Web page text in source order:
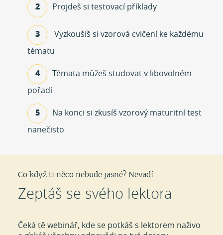
2 Projdeš si testovací příklady
3 Vyzkoušíš si vzorová cvičení ke každému
tématu
4 Témata můžeš studovatv libovolném
pořadí
5 Na konci si zkusíš vzorový maturitní test
nanečisto
Co když ti něco nebude jasné? Nevadí.
Zeptáš se svého lektora
Čeká tě webinář, kde se potkáš s lektorem naživo